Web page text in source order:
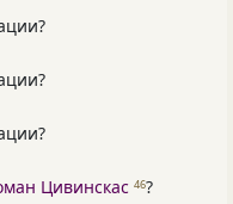
Цивинскас 46?